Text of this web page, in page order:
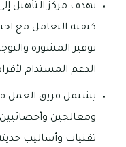
يهدف مركز التأهيل
كيفية التعامل مع
توفير المشورة
الدعم المستدام
يشتمل فريق العمل
ومعالجين
تقنيات وأساليب